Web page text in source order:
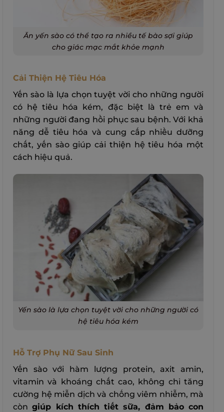
Ăn yến sào có thể tạo ra nhiều tế bào sợi giúp
cho giác mạc mắt khỏe mạnh
Cải Thiện Hệ Tiêu Hóa
Yến sào là lựa chọn tuyệt vời cho những người
có hệ tiêu hóa kém, đặc biệt là trẻ em và
những người đang hồi phục sau bệnh. Với khả
năng dễ tiêu hóa và cung cấp nhiều dưỡng
chất, yến sào giúp cải thiện hệ tiêu hóa một
cách hiệu quả.
Yến sào là lựa chọn tuyệt vời cho những người có
hệ tiêu hóa kém
Hỗ Trợ Phụ Nữ Sau Sinh
Yến sào với hàm lượng protein, axit amin,
vitamin và khoáng chất cao, không chỉ tăng
cường hệ miễn dịch và chống viêm nhiễm, mà
còngiúp kích thích tiết sữa, đảm bảo con